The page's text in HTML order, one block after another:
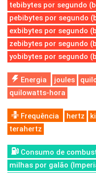
tebibytes por segundo
pebibytes por segundo
exbibytes por segundo
zebibytes por segundo
yobibytes por segundo
Energia joules
quilowatts-hora
Frequência hertz
terahertz
Consumo de
milhas por galão